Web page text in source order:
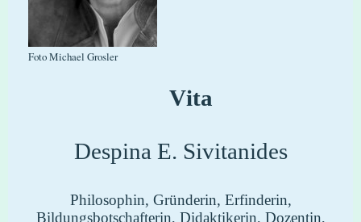
Foto Michael Grosler
Vita
Despina E. Sivitanides
Philosophin, Gründerin, Erfinderin,
Bildungsbotschafterin, Didaktikerin, Dozentin,